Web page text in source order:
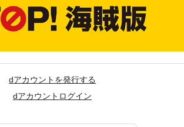
dアカウントを発行する
dアカウントログイン